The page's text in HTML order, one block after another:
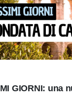
GIORNI: una